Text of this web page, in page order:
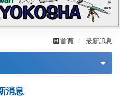
單
首頁 最新訊息
消息